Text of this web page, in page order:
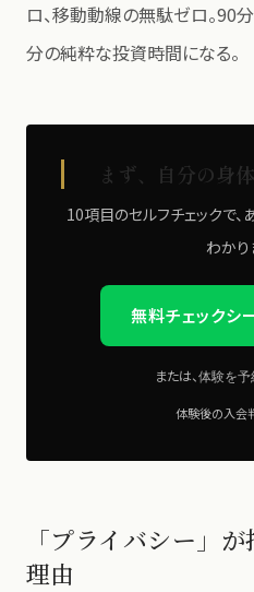
ロ、移動動線の無駄ゼロ。90
分の純粋な投資時間になる。
まず、自分の身
10項目のセルフチェックで、
わかり
無料チェックシ
または、 体験を
体験後の入会
「プライバシー」
理由